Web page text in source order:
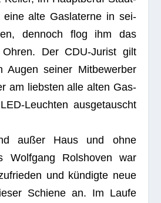
eine alte Gas­la­terne in sei­
den­noch flog ihm das
Der CDU-Jurist gilt
sei­ner Mit­be­wer­ber
am liebs­ten alle alten Gas­
Leuch­ten aus­ge­tauscht
außer Haus und ohne
Wolf­gang Rol­s­ho­ven war
und kün­digte neue
Schiene an. Im Laufe